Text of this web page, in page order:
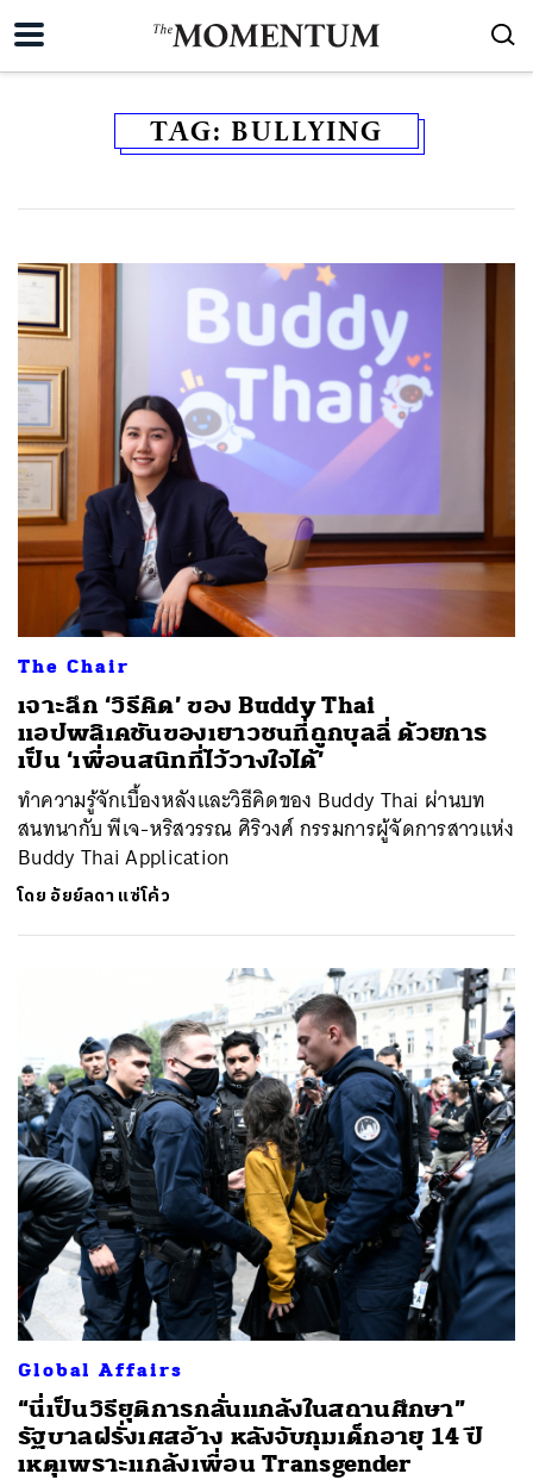
TAG: BULLYING
The Chair
เจาะลึก ‘วิธีคิด’ ของ Buddy Thai
แอปพลิเคชันของเยาวชนที่ถูกบุลลี่ ด้วยการ
เป็น ‘เพื่อนสนิทที่ไว้วางใจได้’
ทำความรู้จักเบื้องหลังและวิธีคิดของ Buddy Thai ผ่านบท
สนทนากับ พีเจ-หริสวรรณ ศิริวงศ์ กรรมการผู้จัดการสาวแห่ง
Buddy Thai Application
โดย อัยย์ลดา แซ่โค้ว
Global Affairs
“นี่เป็นวิธียุติการกลั่นแกล้งในสถานศึกษา”
รัฐบาลฝรั่งเศสอ้าง หลังจับกุมเด็กอายุ 14 ปี
เหตุเพราะแกล้งเพื่อน Transgender